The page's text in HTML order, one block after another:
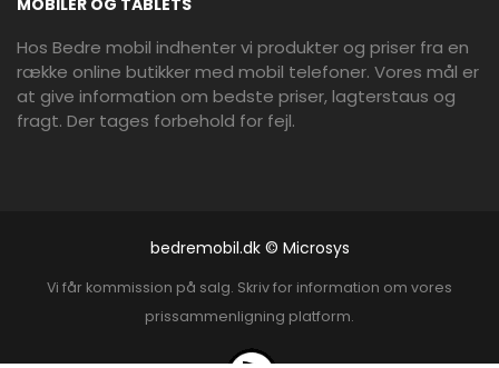
MOBILER OG TABLETS
Hos Bedre mobil indhenter vi produkter og priser fra en
række online butikker med mobil telefoner. Vores mål er
at give information om bedste priser, lagterstaus og
fragt. Der tages forbehold for fejl.
bedremobil.dk © Microsys
Vi får kommission på salg. Skriv for information om vores
prissammenligning platform.